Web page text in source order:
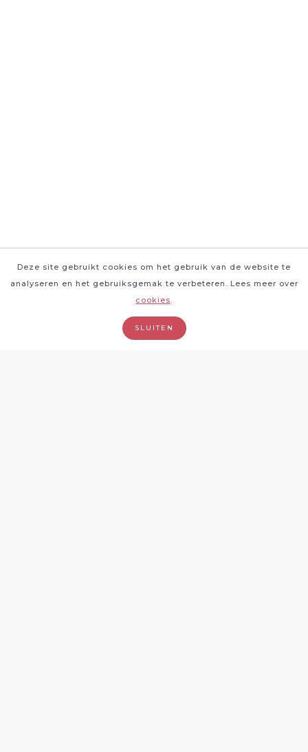
Deze site gebruikt cookies om het gebruik van de website te
analyseren en het gebruiksgemak te verbeteren. Lees meer over
cookies.
SLUITEN